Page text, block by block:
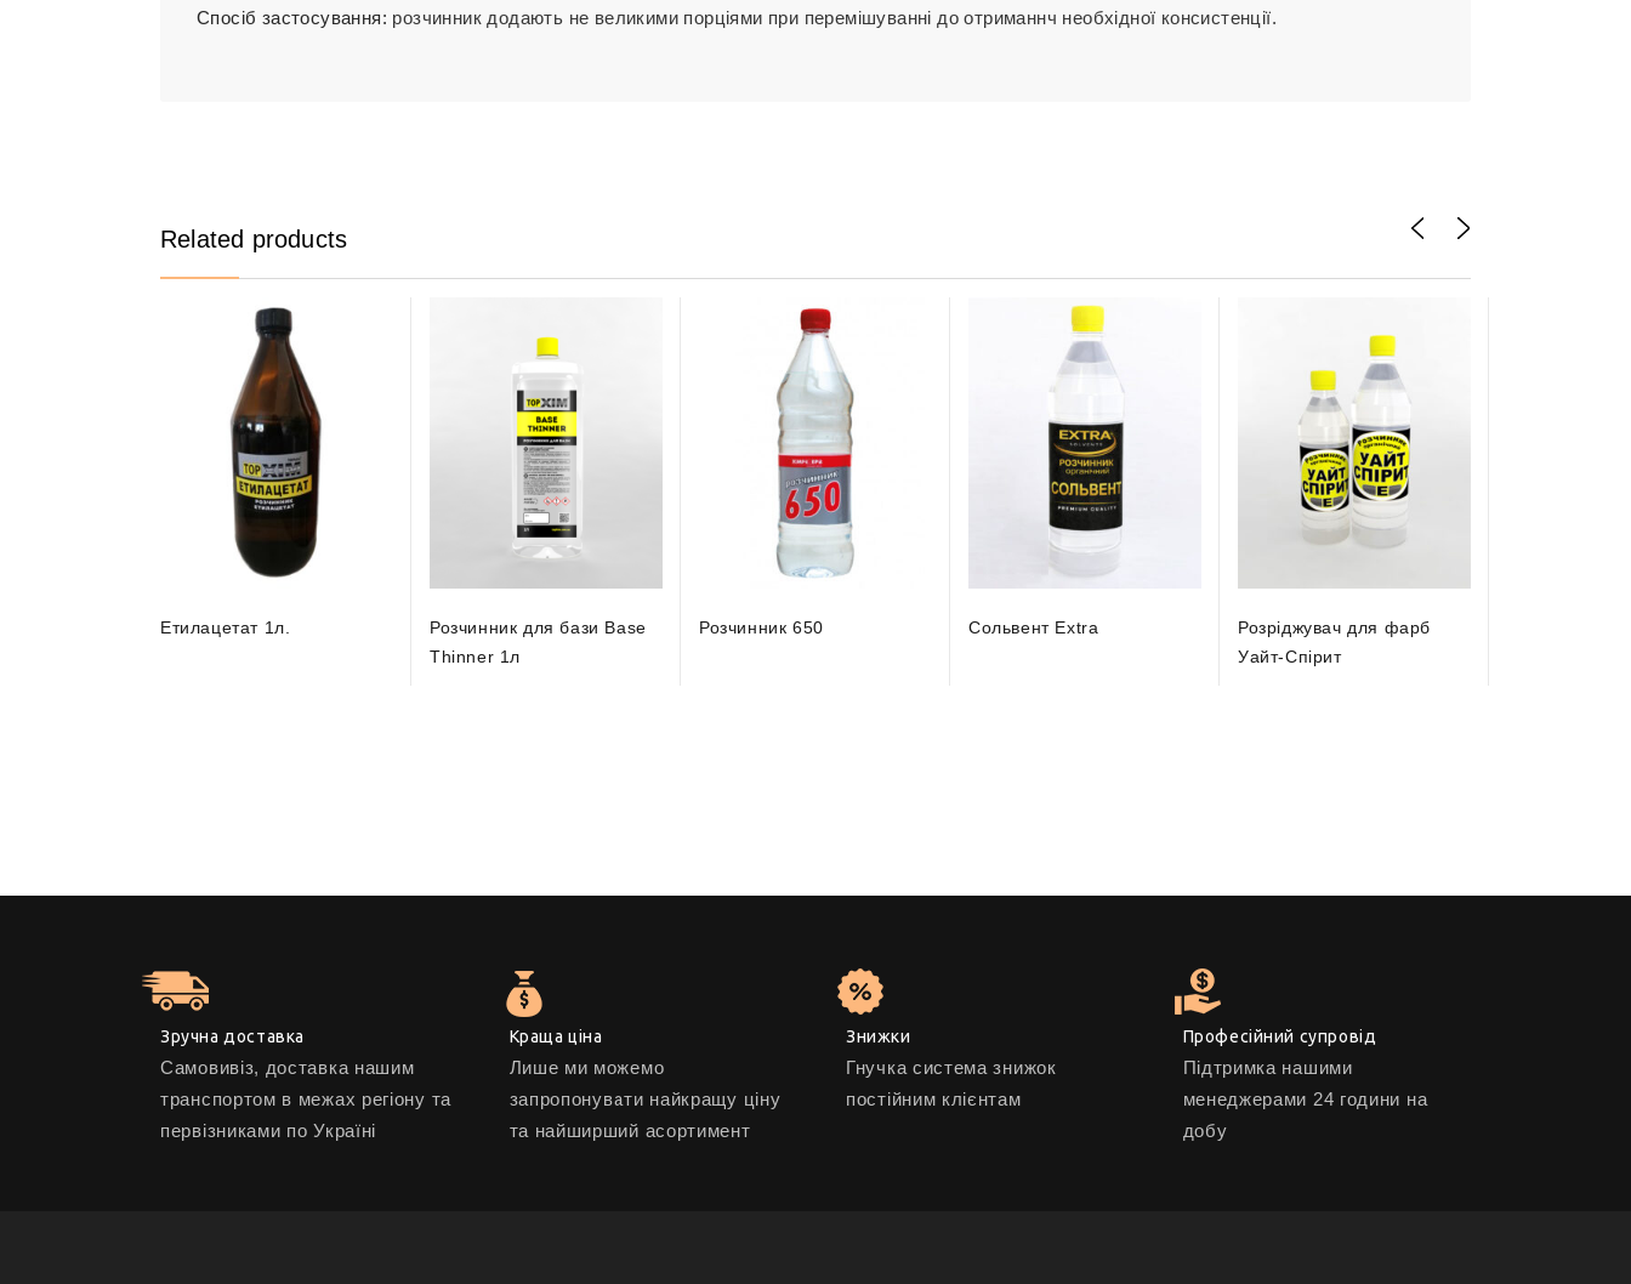
Спосіб застосування: розчинник додають не великими порціями при перемішуванні до отриманнч необхідної консистенції.
Related products
Етилацетат 1л.
Розчинник для бази Base
Thinner 1л
Розчинник 650 Сольвент Extra
Розріджувач для фарб
Уайт-Спірит
Зручна доставка
Самовивіз, доставка нашим
транспортом в межах регіону та
первізниками по Україні
Краща ціна
Лише ми можемо
запропонувати найкращу ціну
та найширший асортимент
Знижки
Гнучка система знижок
постійним клієнтам
Професійний супровід
Підтримка нашими
менеджерами 24 години на
добу